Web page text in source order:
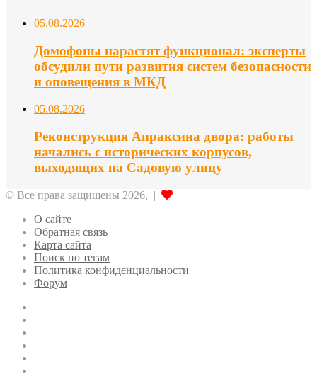
05.08.2026
Домофоны нарастят функционал: эксперты
обсудили пути развития систем безопасности
и оповещения в МКД
05.08.2026
Реконструкция Апраксина двора: работы
начались с исторических корпусов,
выходящих на Садовую улицу
© Все права защищены 2026, |
О сайте
Обратная связь
Карта сайта
Поиск по тегам
Политика конфиденциальности
Форум